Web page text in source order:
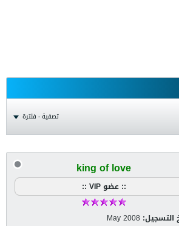
تصفية - فلترة
king of love
:: عضو VIP ::
التسجيل: May 2008